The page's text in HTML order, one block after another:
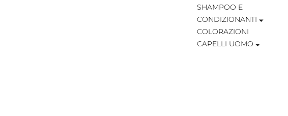
SHAMPOO E
CONDIZIONANTI
COLORAZIONI
CAPELLI UOMO